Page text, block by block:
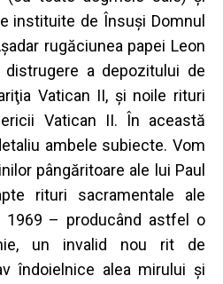
instituite de Însuşi Domnul
rugăciunea papei Leon
a depozitului de
Vatican II, şi noile rituri
Vatican II. În această
ambele subiecte. Vom
pângăritoare ale lui Paul
rituri sacramentale ale
1969 – producând astfel o
un invalid nou rit de
îndoielnice alea mirului şi